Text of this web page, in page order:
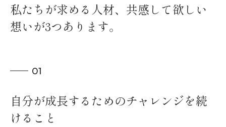
私たちが求める人材、共感して欲しい
想いが3つあります。
01
自分が成長するためのチャレンジを続
けること